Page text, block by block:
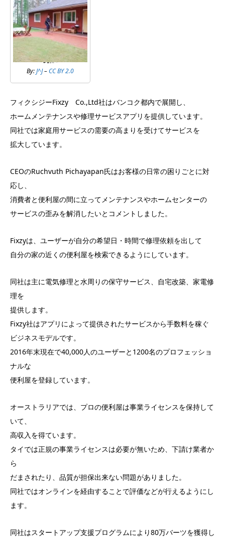
By:J^J–CC BY 2.0
フィクシジーFixzy Co.,Ltd社はバンコク都内で展開し、
ホームメンテナンスや修理サービスアプリを提供しています。
同社では家庭用サービスの需要の高まりを受けてサービスを
拡大しています。
CEOのRuchvuth Pichayapan氏はお客様の日常の困りごとに対
応し、
消費者と便利屋の間に立ってメンテナンスやホームセンターの
サービスの歪みを解消したいとコメントしました。
Fixzyは、ユーザーが自分の希望日・時間で修理依頼を出して
自分の家の近くの便利屋を検索できるようにしています。
同社は主に電気修理と水周りの保守サービス、自宅改築、家電修
理を
提供します。
Fixzy社はアプリによって提供されたサービスから手数料を稼ぐ
ビジネスモデルです。
2016年末現在で40,000人のユーザーと1200名のプロフェッショ
ナルな
便利屋を登録しています。
オーストラリアでは、プロの便利屋は事業ライセンスを保持して
いて、
高収入を得ています。
タイでは正規の事業ライセンスは必要が無いため、下請け業者か
ら
だまされたり、品質が担保出来ない問題がありました。
同社ではオンラインを経由することで評価などが行えるようにし
ます。
同社はスタートアップ支援プログラムにより80万バーツを獲得し